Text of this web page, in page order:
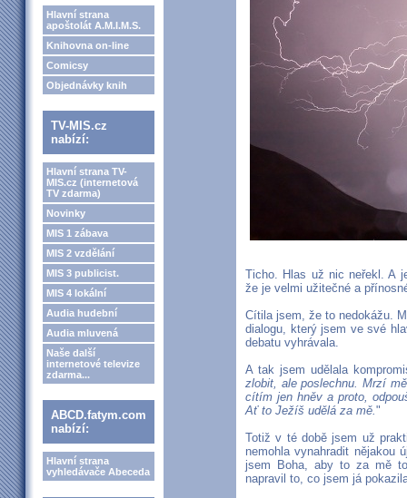
Hlavní strana
apoštolát A.M.I.M.S.
Knihovna on-line
Comicsy
Objednávky knih
TV-MIS.cz
nabízí:
Hlavní strana TV-
MIS.cz (internetová
TV zdarma)
Novinky
MIS 1 zábava
MIS 2 vzdělání
MIS 3 publicist.
MIS 4 lokální
Audia hudební
Audia mluvená
Naše další
internetové televize
zdarma...
ABCD.fatym.com
nabízí:
Hlavní strana
vyhledávače Abeceda
Ticho. Hlas už nic neřekl. A
že je velmi užitečné a
Cítila jsem, že to nedokážu.
dialogu, který jsem ve své
debatu vyhrávala.
A tak jsem udělala
zlobit, ale poslechnu. Mrzí
cítím jen hněv a proto,
Ať to Ježíš udělá za mě."
Totiž v té době jsem už
nemohla vynahradit nějakou
jsem Boha, aby to za mě
napravil to, co jsem já